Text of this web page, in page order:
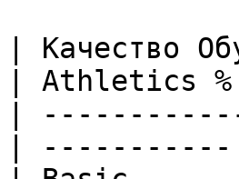
| Качество
| Athletics
|
|